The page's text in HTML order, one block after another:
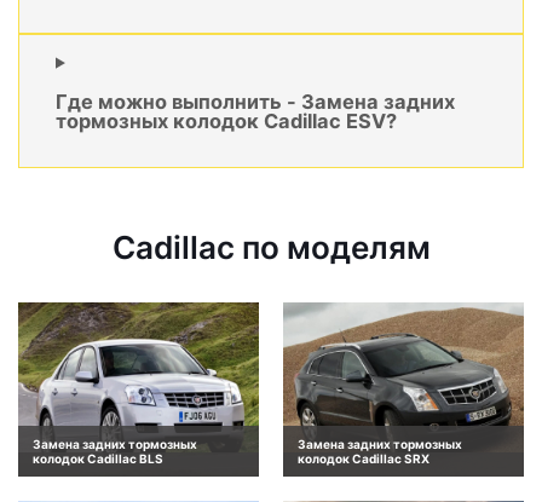
Где можно выполнить - Замена задних
тормозных колодок Cadillac ESV?
Cadillac по моделям
Замена задних тормозных
колодок Cadillac BLS
Замена задних тормозных
колодок Cadillac SRX